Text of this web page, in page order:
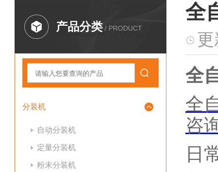
产品分类 / PRODUCT
分装机
自动分装机
定量分装机
粉末分装机
全
全
全
咨
日